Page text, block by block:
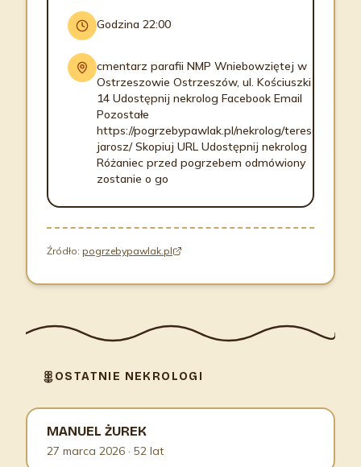
Godzina 22:00
cmentarz parafii NMP Wniebowziętej w
Ostrzeszowie Ostrzeszów, ul. Kościuszki
14 Udostępnij nekrolog Facebook Email
Pozostałe
https://pogrzebypawlak.pl/nekrolog/teresa-
jarosz/ Skopiuj URL Udostępnij nekrolog
Różaniec przed pogrzebem odmówiony
zostanie o go
Źródło: pogrzebypawlak.pl
OSTATNIE NEKROLOGI
MANUEL ŻUREK
27 marca 2026 · 52 lat